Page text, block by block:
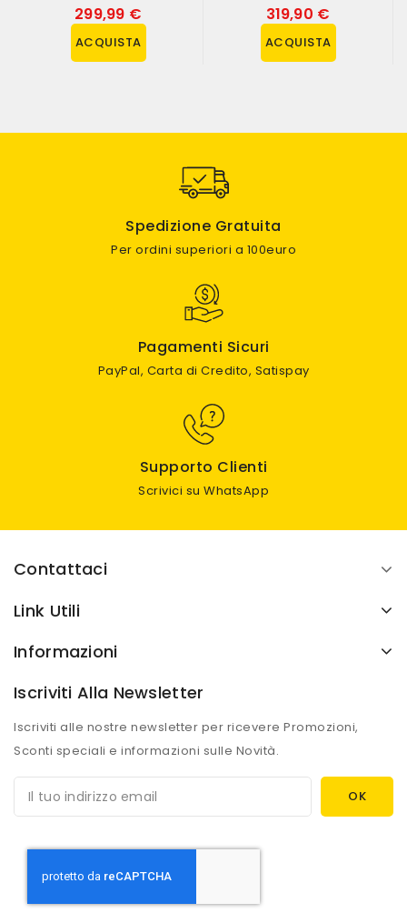
299,99 €
ACQUISTA
319,90 €
ACQUISTA
Spedizione Gratuita
Per ordini superiori a 100euro
Pagamenti Sicuri
PayPal, Carta di Credito, Satispay
Supporto Clienti
Scrivici su WhatsApp
Contattaci
Link Utili
Informazioni
Iscriviti Alla Newsletter
Iscriviti alle nostre newsletter per ricevere Promozioni,
Sconti speciali e informazioni sulle Novità.